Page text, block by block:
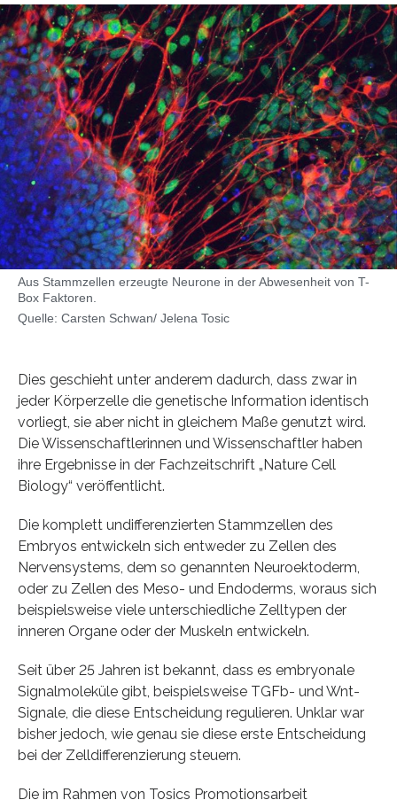
Aus Stammzellen erzeugte Neurone in der Abwesenheit von T-
Box Faktoren.
Quelle: Carsten Schwan/ Jelena Tosic
Dies geschieht unter anderem dadurch, dass zwar in
jeder Körperzelle die genetische Information identisch
vorliegt, sie aber nicht in gleichem Maße genutzt wird.
Die Wissenschaftlerinnen und Wissenschaftler haben
ihre Ergebnisse in der Fachzeitschrift „Nature Cell
Biology“ veröffentlicht.
Die komplett undifferenzierten Stammzellen des
Embryos entwickeln sich entweder zu Zellen des
Nervensystems, dem so genannten Neuroektoderm,
oder zu Zellen des Meso- und Endoderms, woraus sich
beispielsweise viele unterschiedliche Zelltypen der
inneren Organe oder der Muskeln entwickeln.
Seit über 25 Jahren ist bekannt, dass es embryonale
Signalmoleküle gibt, beispielsweise TGFb- und Wnt-
Signale, die diese Entscheidung regulieren. Unklar war
bisher jedoch, wie genau sie diese erste Entscheidung
bei der Zelldifferenzierung steuern.
Die im Rahmen von Tosics Promotionsarbeit